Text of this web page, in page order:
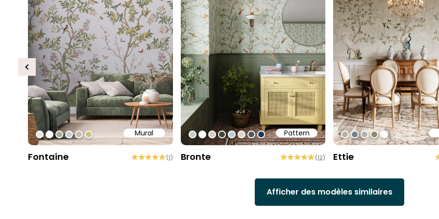
Mural
#e6e6e6
#ffffff
#abae95
#c0ced1
#c4bdac
#cebe81
Fontaine (1)
Pattern
#c5cec1
#ffffff
#d0cec2
#3c493f
#b6cdd9
#ded0cd
#505b60
#213557
Bronte (12)
#b9b1a6
#738186
#b2b2b0
#8b896e
#ffffff
Ettie
Previous
Afficher des modèles similaires